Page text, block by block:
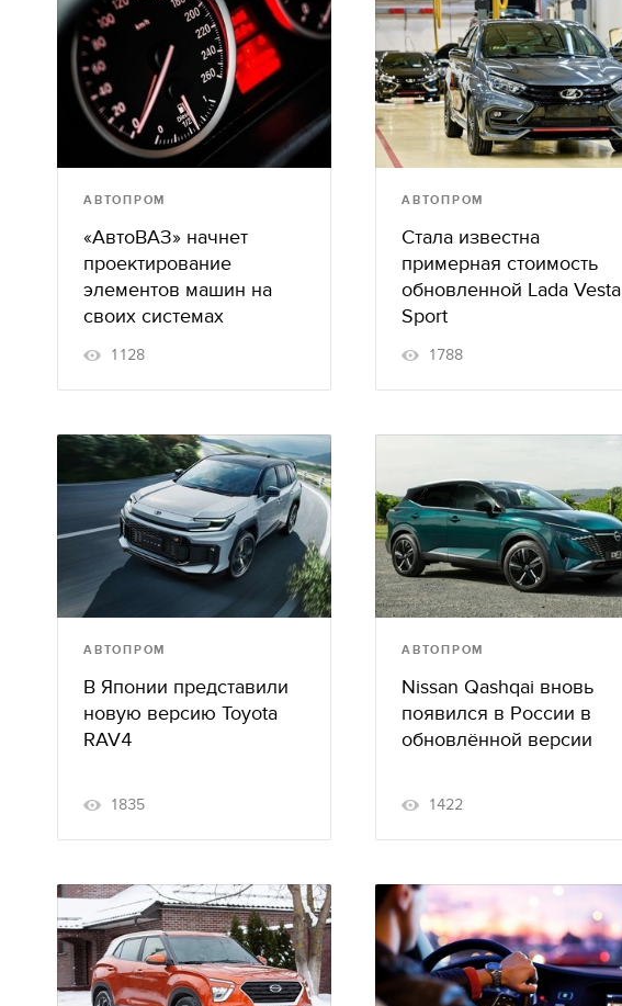
АВТОПРОМ
«АвтоВАЗ» начнет
проектирование
элементов машин на
своих системах
1128
АВТОПРОМ
Стала известна
примерная стоимость
обновленной Lada Vesta
Sport
1788
АВТОПРОМ
В Японии представили
новую версию Toyota
RAV4
1835
АВТОПРОМ
Nissan Qashqai вновь
появился в России в
обновлённой версии
1422